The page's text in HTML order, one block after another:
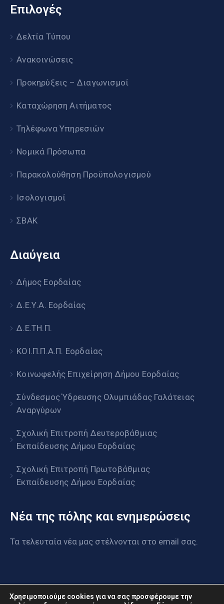
Επιλογές
Δελτία Τύπου
Ανακοινώσεις
Προκηρύξεις – Διαγωνισμοί
Καταχώρηση Αιτήματος
Τηλέφωνα Υπηρεσιών
Νομικά Πρόσωπα
Παρακολούθηση Προϋπολογισμού
Ισολογισμοί
ΣΒΑΚ
Διαύγεια
Δήμος Εορδαίας
Δ.Ε.Υ.Α. Εορδαίας
Δ.Ε.ΤΗ.Π.
ΚΟΙ.Π.Π.Α.Π. Εορδαίας
Κοινωφελής Επιχείρηση Δήμου Εορδαίας
Σύνδεσμος Ύδρευσης Ολυμπιάδας Γαλάτειας
Αναργύρων
Σχολική Επιτροπή Δευτεροβάθμιας
Εκπαίδευσης Δήμου Εορδαίας
Σχολική Επιτροπή Πρωτοβάθμιας
Εκπαίδευσης Δήμου Εορδαίας
Νέα της πόλης και ενημερώσεις
Τα τελευταία νέα μας στέλνονται στο email σας.
Χρησιμοποιούμε cookies για να σας προσφέρουμε την